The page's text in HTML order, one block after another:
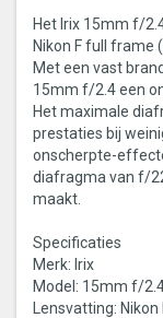
Het Irix 15mm f/
Nikon F full frame
Met een vast
15mm f/2.4 een
Het maximale
prestaties bij
onscherpte-
diafragma van f/
maakt.
Specificaties
Merk: Irix
Model: 15mm f/
Lensvatting: